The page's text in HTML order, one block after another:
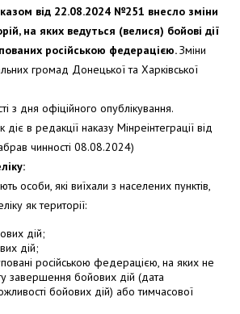
від 22.08.2024 №251 внесло зміни
на яких ведуться (велися) бойові дії
російською федерацією.Зміни
громад Донецької та Харківської
з дня офіційного опублікування.
в редакції наказу Мінреінтеграції від
чинності 08.08.2024)
особи, які виїхали з населених пунктів,
як території:
дій;
дій;
російською федерацією, на яких не
завершення бойових дій (дата
бойових дій) або тимчасової